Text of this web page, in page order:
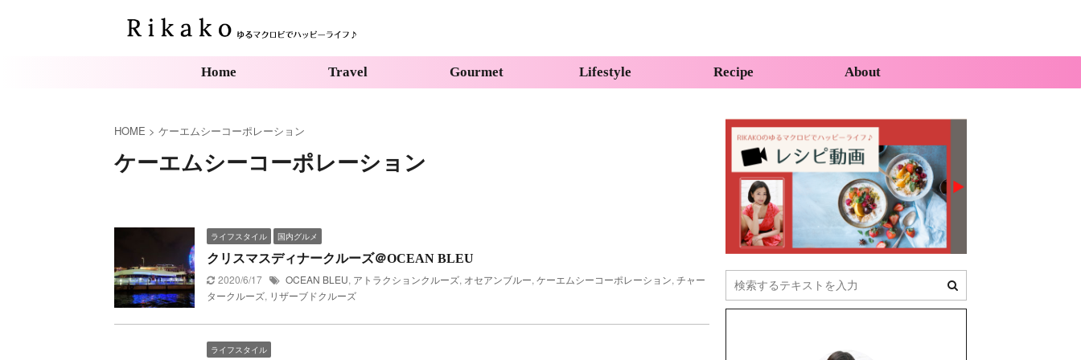
Home Travel Gourmet Lifestyle Recipe About
HOME > ケーエムシーコーポレーション
ケーエムシーコーポレーション
ライフスタイル 国内グルメ
クリスマスディナークルーズ＠OCEAN BLEU
2020/6/17
OCEAN BLEU, アトラクションクルーズ, オセアンブルー, ケーエムシーコーポレーション, チャー
タークルーズ, リザーブドクルーズ
ライフスタイル